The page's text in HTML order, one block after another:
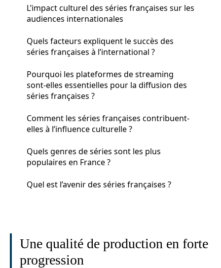
L’impact culturel des séries françaises sur les
audiences internationales
Quels facteurs expliquent le succès des
séries françaises à l’international ?
Pourquoi les plateformes de streaming
sont-elles essentielles pour la diffusion des
séries françaises ?
Comment les séries françaises contribuent-
elles à l’influence culturelle ?
Quels genres de séries sont les plus
populaires en France ?
Quel est l’avenir des séries françaises ?
Une qualité de production en forte
progression